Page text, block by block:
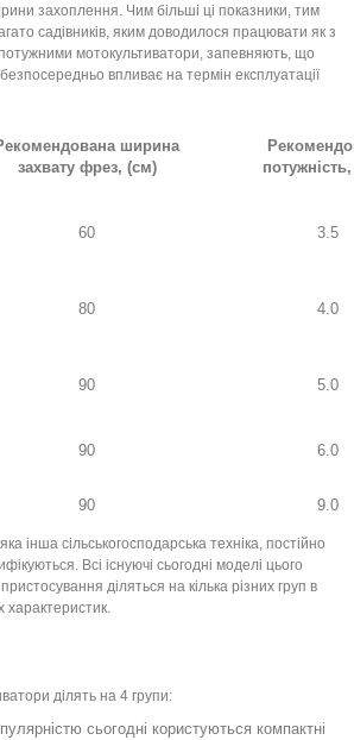
захоплення. Чим більші ці показники, тим
садівників, яким доводилося працювати як з
мотокультиватори, запевняють, що
безпосередньо впливає на термін експлуатації
ширина
захвату фрез, (см)
60 3.5
80 4.0
90 5.0
90 6.0
90 9.0
інша сільськогосподарська техніка, постійно
Всі існуючі сьогодні моделі цього
діляться на кілька різних груп в
характеристик.
ділять на 4 групи:
сьогодні користуються компактні